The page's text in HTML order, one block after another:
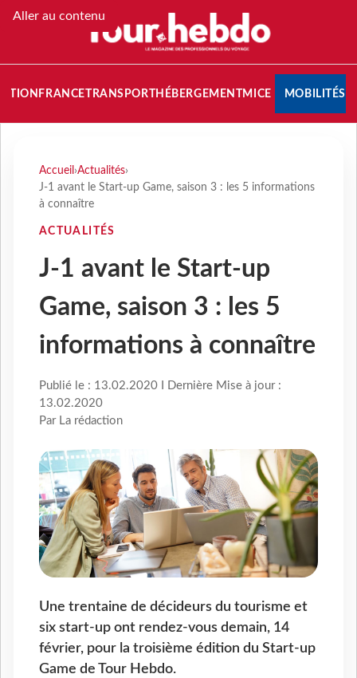
Aller au contenu
FRANCETRANSPORT HÉBERGEMENTMICE MOBILITÉS
Accueil ›Actualités›
J-1 avant le Start-up Game, saison 3 : les 5 informations
à connaître
ACTUALITÉS
J-1 avant le Start-up
Game, saison 3 : les 5
informations à connaître
Publié le : 13.02.2020 I Dernière Mise à jour :
13.02.2020
Par La rédaction
Une trentaine de décideurs du tourisme et
six start-up ont rendez-vous demain, 14
février, pour la troisième édition du Start-up
Game de Tour Hebdo.